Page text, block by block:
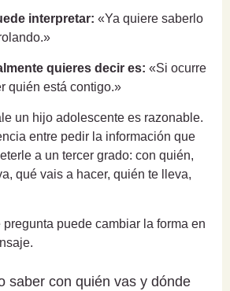
interpretar: «Ya quiere saberlo
quieres decir es: «Si ocurre
quién está contigo.»
un hijo adolescente es razonable.
entre pedir la información que
a un tercer grado: con quién,
qué vais a hacer, quién te lleva,
puede cambiar la forma en
saber con quién vas y dónde